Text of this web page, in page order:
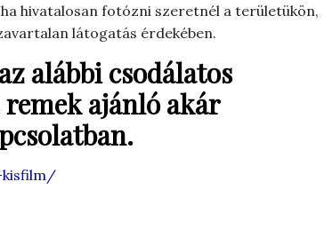
hivatalosan fotózni szeretnél a területükön,
látogatás érdekében.
alábbi csodálatos
ajánló akár
kisfilm/